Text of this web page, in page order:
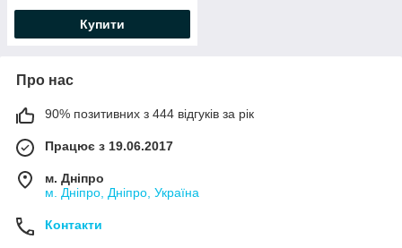
Купити
Про нас
90% позитивних з 444 відгуків за рік
Працює з 19.06.2017
м. Дніпро
м. Дніпро, Дніпро, Україна
Контакти